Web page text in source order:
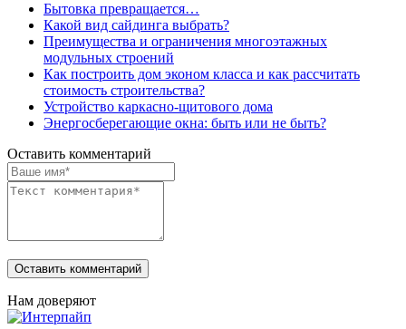
Бытовка превращается…
Какой вид сайдинга выбрать?
Преимущества и ограничения многоэтажных
модульных строений
Как построить дом эконом класса и как рассчитать
стоимость строительства?
Устройство каркасно-щитового дома
Энергосберегающие окна: быть или не быть?
Оставить комментарий
Нам доверяют